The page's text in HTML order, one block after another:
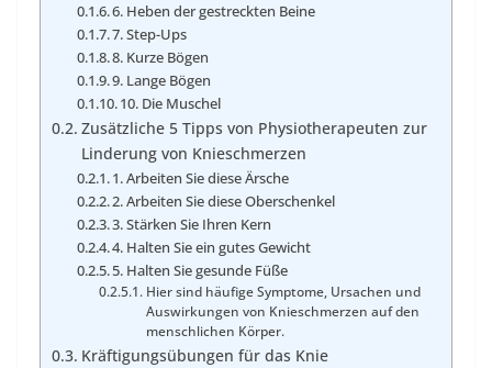
6. Heben der gestreckten Beine
7. Step-Ups
8. Kurze Bögen
9. Lange Bögen
10. Die Muschel
Zusätzliche 5 Tipps von Physiotherapeuten zur
Linderung von Knieschmerzen
1. Arbeiten Sie diese Ärsche
2. Arbeiten Sie diese Oberschenkel
3. Stärken Sie Ihren Kern
4. Halten Sie ein gutes Gewicht
5. Halten Sie gesunde Füße
Hier sind häufige Symptome, Ursachen und
Auswirkungen von Knieschmerzen auf den
menschlichen Körper.
Kräftigungsübungen für das Knie